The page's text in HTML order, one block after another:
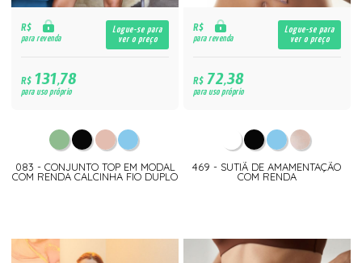
R$
para revenda
Logue-se para
ver o preço
R$131,78
para uso próprio
083 - CONJUNTO TOP EM MODAL
COM RENDA CALCINHA FIO DUPLO
R$
para revenda
Logue-se para
ver o preço
R$72,38
para uso próprio
469 - SUTIÃ DE AMAMENTAÇÃO
COM RENDA